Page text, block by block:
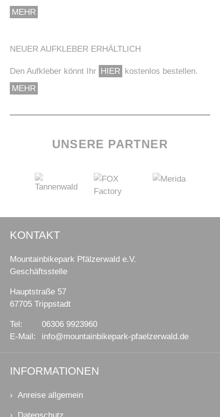
MEHR
NEUER AUFKLEBER ERHÄLTLICH
Den Aufkleber könnt Ihr HIER kostenlos bestellen.
MEHR
UNSERE PARTNER
KONTAKT
Mountainbikepark Pfälzerwald e.V.
Geschäftsstelle
Hauptstraße 57
67705 Trippstadt
Tel:
06306 9923960
E-Mail:
info@mountainbikepark-pfaelzerwald.de
INFORMATIONEN
Anreise allgemein